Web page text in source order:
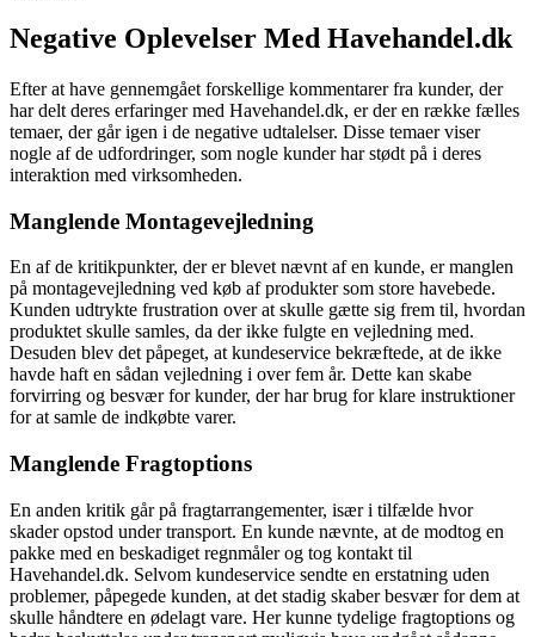
Negative Oplevelser Med Havehandel.dk
Efter at have gennemgået forskellige kommentarer fra kunder, der
har delt deres erfaringer med Havehandel.dk, er der en række fælles
temaer, der går igen i de negative udtalelser. Disse temaer viser
nogle af de udfordringer, som nogle kunder har stødt på i deres
interaktion med virksomheden.
Manglende Montagevejledning
En af de kritikpunkter, der er blevet nævnt af en kunde, er manglen
på montagevejledning ved køb af produkter som store havebede.
Kunden udtrykte frustration over at skulle gætte sig frem til, hvordan
produktet skulle samles, da der ikke fulgte en vejledning med.
Desuden blev det påpeget, at kundeservice bekræftede, at de ikke
havde haft en sådan vejledning i over fem år. Dette kan skabe
forvirring og besvær for kunder, der har brug for klare instruktioner
for at samle de indkøbte varer.
Manglende Fragtoptions
En anden kritik går på fragtarrangementer, især i tilfælde hvor
skader opstod under transport. En kunde nævnte, at de modtog en
pakke med en beskadiget regnmåler og tog kontakt til
Havehandel.dk. Selvom kundeservice sendte en erstatning uden
problemer, påpegede kunden, at det stadig skaber besvær for dem at
skulle håndtere en ødelagt vare. Her kunne tydelige fragtoptions og